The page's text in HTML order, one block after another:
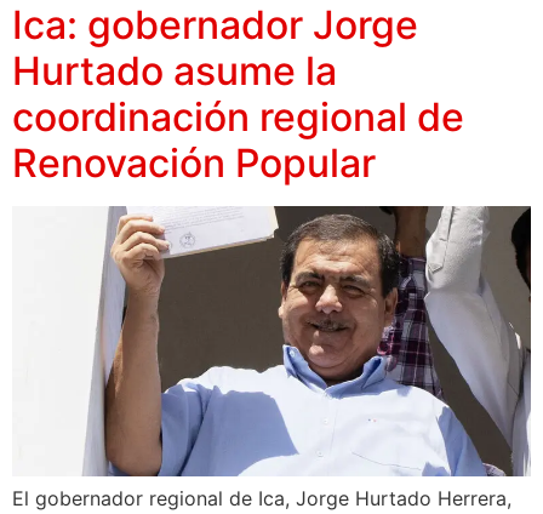
Ica: gobernador Jorge
Hurtado asume la
coordinación regional de
Renovación Popular
El gobernador regional de Ica, Jorge Hurtado Herrera,